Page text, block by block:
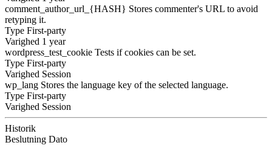
comment_author_url_{HASH} Stores commenter's URL to avoid
retyping it.
Type First-party
Varighed 1 year
wordpress_test_cookie Tests if cookies can be set.
Type First-party
Varighed Session
wp_lang Stores the language key of the selected language.
Type First-party
Varighed Session
Historik
Beslutning Dato